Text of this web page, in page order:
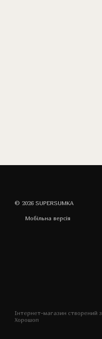
© 2026 SUPERSUMKA
Мобільна версія
Інтернет-магазин створений з
Хорошоп